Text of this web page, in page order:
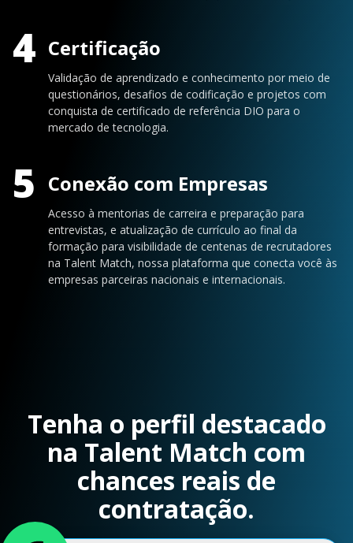
4 Certificação
Validação de aprendizado e conhecimento por meio de
questionários, desafios de codificação e projetos com
conquista de certificado de referência DIO para o
mercado de tecnologia.
5 Conexão com Empresas
Acesso à mentorias de carreira e preparação para
entrevistas, e atualização de currículo ao final da
formação para visibilidade de centenas de recrutadores
na Talent Match, nossa plataforma que conecta você às
empresas parceiras nacionais e internacionais.
Tenha o perfil destacado
na Talent Match com
chances reais de
contratação.